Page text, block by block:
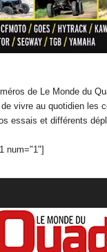
de Le Monde du
vivre au quotidien les
essais et différents
num="1"]